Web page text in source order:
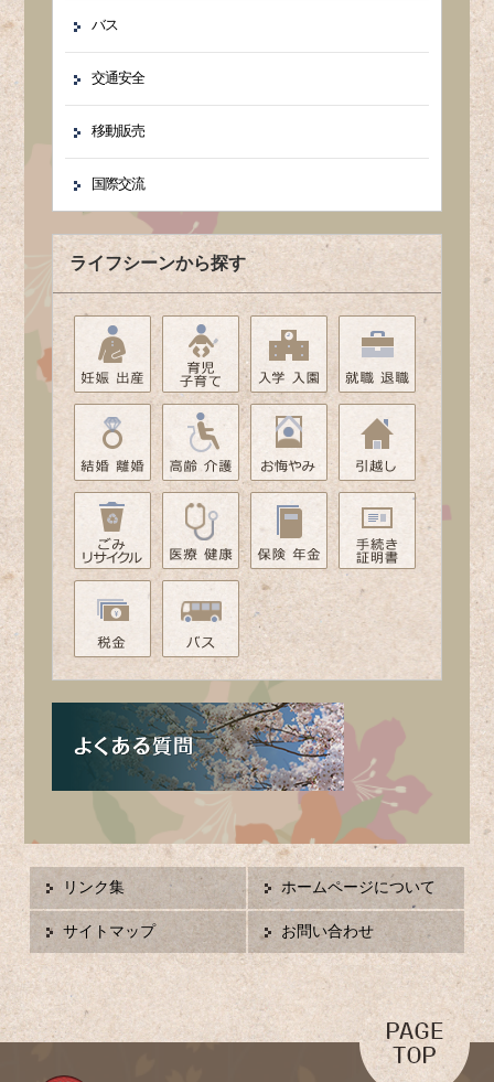
バス
交通安全
移動販売
国際交流
ライフシーンから探す
リンク集 ホームページについて
サイトマップ お問い合わせ